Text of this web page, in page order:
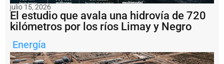
o
g
r
e
s
i
v
julio 15, 2026
El estudio que avala una hidrovía de 720
kilómetros por los ríos Limay y Negro
Energía